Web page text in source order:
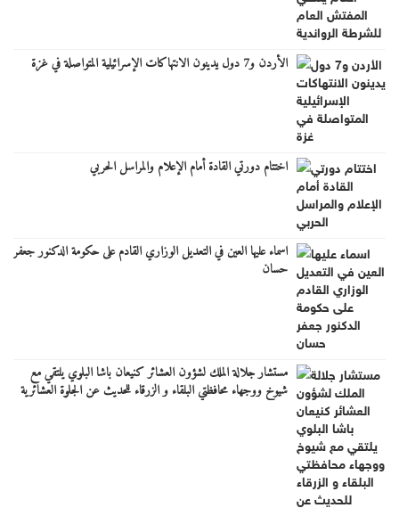
الأردن و7 دول يدينون الانتهاكات الإسرائيلية المتواصلة في غزة
اختتام دورتي القادة أمام الإعلام والمراسل الحربي
اسماء عليها العين في التعديل الوزاري القادم على حكومة الدكنور جعفر
حسان
مستشار جلالة الملك لشؤون العشائر كنيعان باشا البلوي يلتقي مع
شيوخ ووجهاء محافظتي البلقاء و الزرقاء للحديث عن الجلوة العشائرية